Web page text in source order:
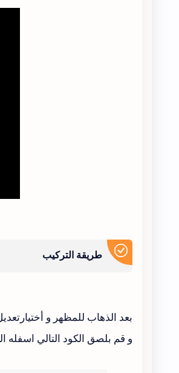
طريقة التركيب
بعد الذهاب للمظهر و
و قم بلصق الكود التالي اسفله